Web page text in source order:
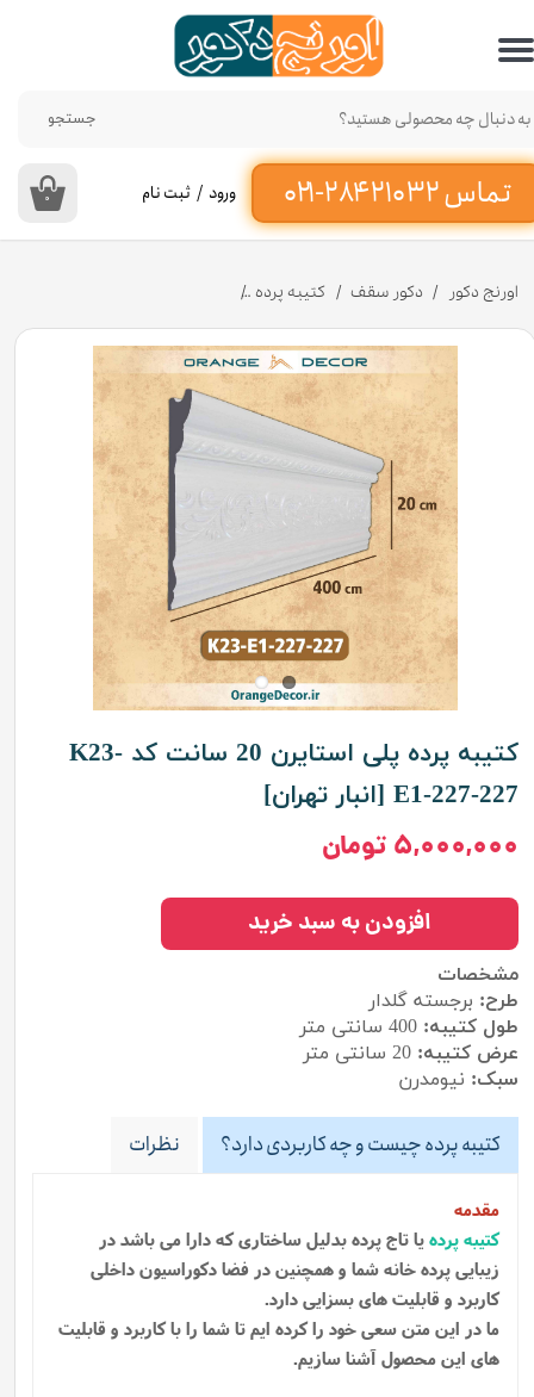
تماس ۳۲ ۲۱۰ ۲۸۴-۰۲۱‌
جستجو
۰ ورود / ثبت نام
حساب کاربری من
تغییر گذر واژه
سفارشات
خروج از حساب کاربری
اورنج دکور دکور سقف کتیبه پرده
کتیبه پرده پلی استایرن 20 سانت کد K23-
E1-227-227 [انبار تهران]
۵,۰۰۰,۰۰۰ تومان
مشخصات
طرح: برجسته گلدار
طول کتیبه:
سانتی متر
عرض کتیبه: 20 سانتی متر
سبک: نیومدرن
افزودن به سبد خرید
کتیبه پرده چیست و چه کاربردی دارد؟ نظرات
مقدمه
کتیبه پردهیا تاج پرده بدلیل ساختاری که دارا می باشد در
زیبایی پرده خانه شما و همچنین در فضا دکوراسیون داخلی
کاربرد و قابلیت های بسزایی دارد.
ما در این متن سعی خود را کرده ایم تا شما را با کاربرد و قابلیت
های این محصول آشنا سازیم.